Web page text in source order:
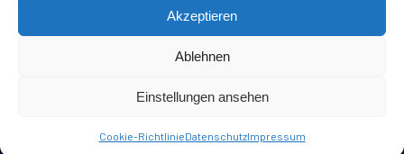
Akzeptieren
Ablehnen
Einstellungen ansehen
Cookie-RichtlinieDatenschutzImpressum